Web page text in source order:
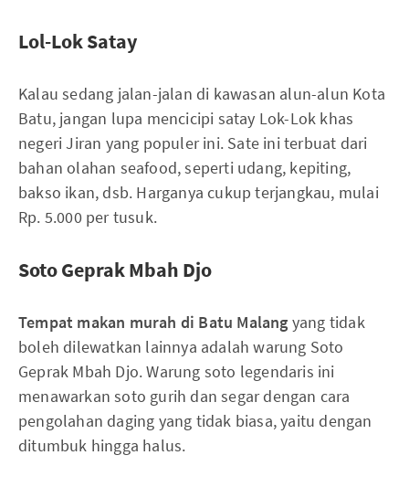
Lol-Lok Satay
Kalau sedang jalan-jalan di kawasan alun-alun Kota
Batu, jangan lupa mencicipi satay Lok-Lok khas
negeri Jiran yang populer ini. Sate ini terbuat dari
bahan olahan seafood, seperti udang, kepiting,
bakso ikan, dsb. Harganya cukup terjangkau, mulai
Rp. 5.000 per tusuk.
Soto Geprak Mbah Djo
Tempat makan murah di Batu Malang yang tidak
boleh dilewatkan lainnya adalah warung Soto
Geprak Mbah Djo. Warung soto legendaris ini
menawarkan soto gurih dan segar dengan cara
pengolahan daging yang tidak biasa, yaitu dengan
ditumbuk hingga halus.